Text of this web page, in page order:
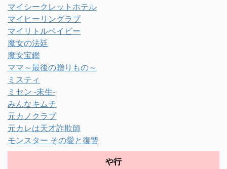
マイシークレットホテル
マイヒーリングラブ
マイリトルベイビー
魔女の法廷
魔女宝鑑
ママ～最後の贈りもの～
ミスティ
ミセン -未生-
みんなキムチ
元カノクラブ
元カレは天才詐欺師
モンスター その愛と復讐
や行